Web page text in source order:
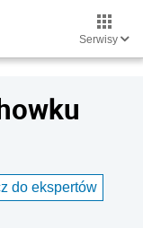
Serwisy
do ekspertów